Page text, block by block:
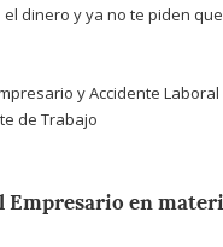
dinero y ya no te piden
Empresario en